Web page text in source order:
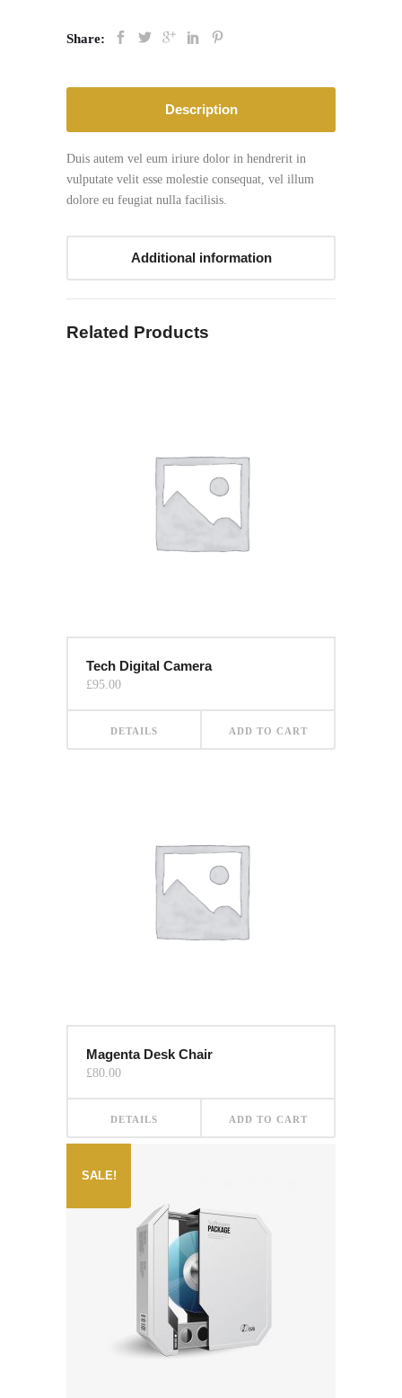
Share:
Description
Duis autem vel eum iriure dolor in hendrerit in
vulputate velit esse molestie consequat, vel illum
dolore eu feugiat nulla facilisis.
Additional information
Related Products
Tech Digital Camera
£95.00
DETAILS ADD TO CART
Magenta Desk Chair
£80.00
DETAILS ADD TO CART
SALE!